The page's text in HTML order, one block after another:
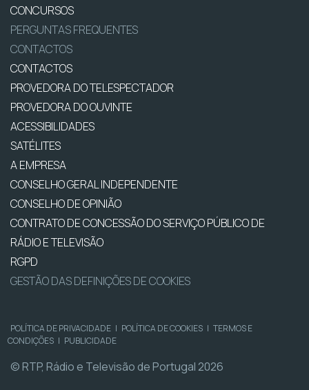
CONCURSOS
PERGUNTAS FREQUENTES
CONTACTOS
CONTACTOS
PROVEDORA DO TELESPECTADOR
PROVEDORA DO OUVINTE
ACESSIBILIDADES
SATÉLITES
A EMPRESA
CONSELHO GERAL INDEPENDENTE
CONSELHO DE OPINIÃO
CONTRATO DE CONCESSÃO DO SERVIÇO PÚBLICO DE
RÁDIO E TELEVISÃO
RGPD
GESTÃO DAS DEFINIÇÕES DE COOKIES
POLÍTICA DE PRIVACIDADE | POLÍTICA DE COOKIES | TERMOS E
CONDIÇÕES | PUBLICIDADE
© RTP, Rádio e Televisão de Portugal 2026